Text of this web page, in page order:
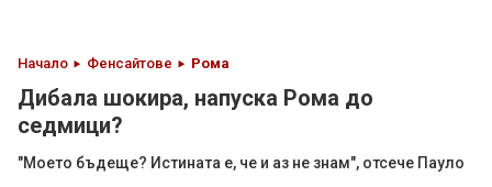
Начало Фенсайтове Рома
Дибала шокира, напуска Рома до
седмици?
"Моето бъдеще? Истината е, че и аз не знам", отсече Пауло